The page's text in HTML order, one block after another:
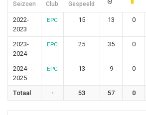
Seizoen Club Gespeeld
2022-
2023
EPC 15 13 0
2023-
2024
EPC 25 35 0
2024-
2025
EPC 13 9 0
Totaal - 53 57 0